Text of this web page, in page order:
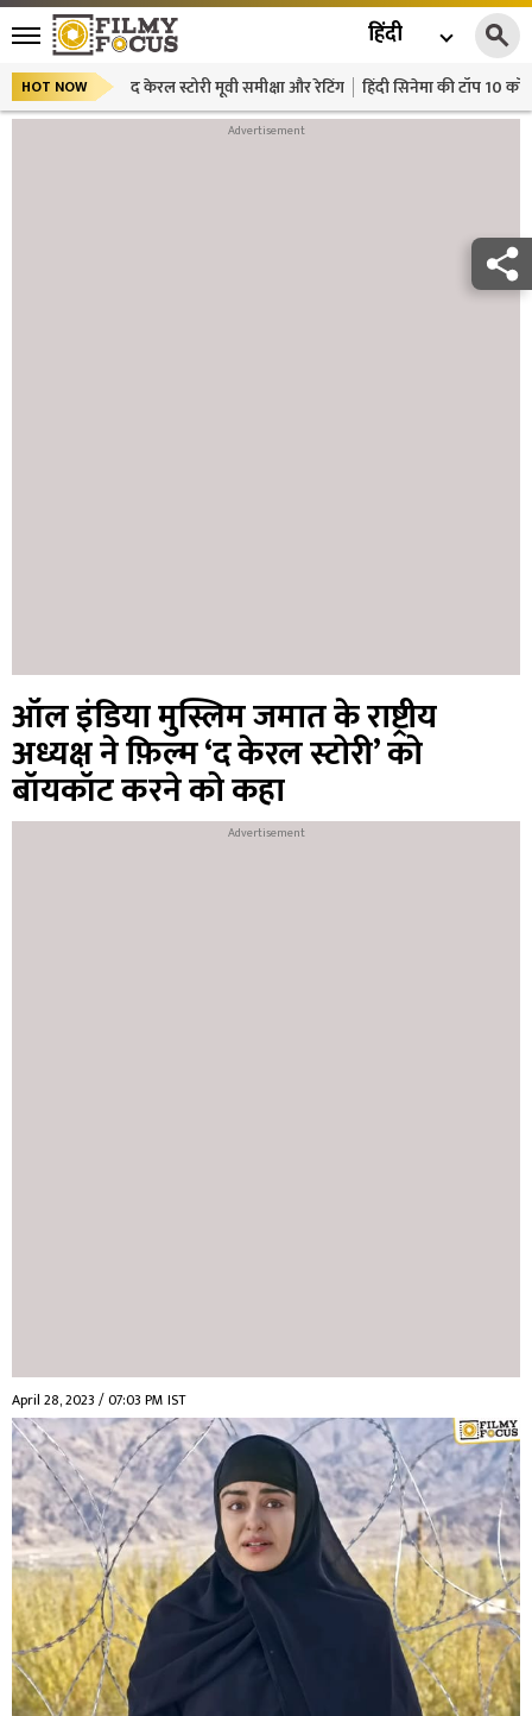
हिंदी
HOT NOW द केरल स्टोरी मूवी समीक्षा और रेटिंग हिंदी सिनेमा की टॉप 10
ऑल इंडिया मुस्लिम जमात के राष्ट्रीय
अध्यक्ष ने फ़िल्म ‘द केरल स्टोरी’ को
बॉयकॉट करने को कहा
April 28, 2023 / 07:03 PM IST